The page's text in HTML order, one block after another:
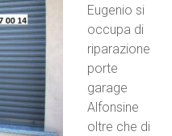
Eugenio si
occupa di
riparazione
porte
garage
Alfonsine
oltre che di